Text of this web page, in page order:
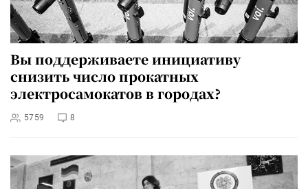
Вы поддерживаете инициативу
снизить число прокатных
электросамокатов в городах?
5759 8